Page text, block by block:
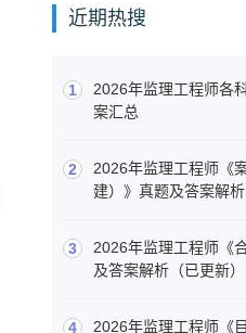
近期热搜
1
2026年监理工程师各
案汇总
2
2026年监理工程师《
建）》真题及答案解析
3
2026年监理工程师《
及答案解析（已更新）
4
2026年监理工程师《